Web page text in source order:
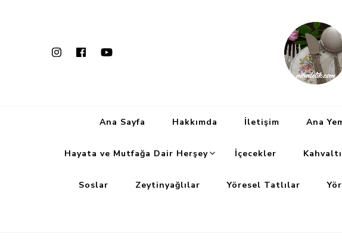
Ana Sayfa Hakkımda İletişim Ana
Hayata ve Mutfağa Dair Herşey İçecekler
Soslar Zeytinyağlılar Yöresel Tatlılar